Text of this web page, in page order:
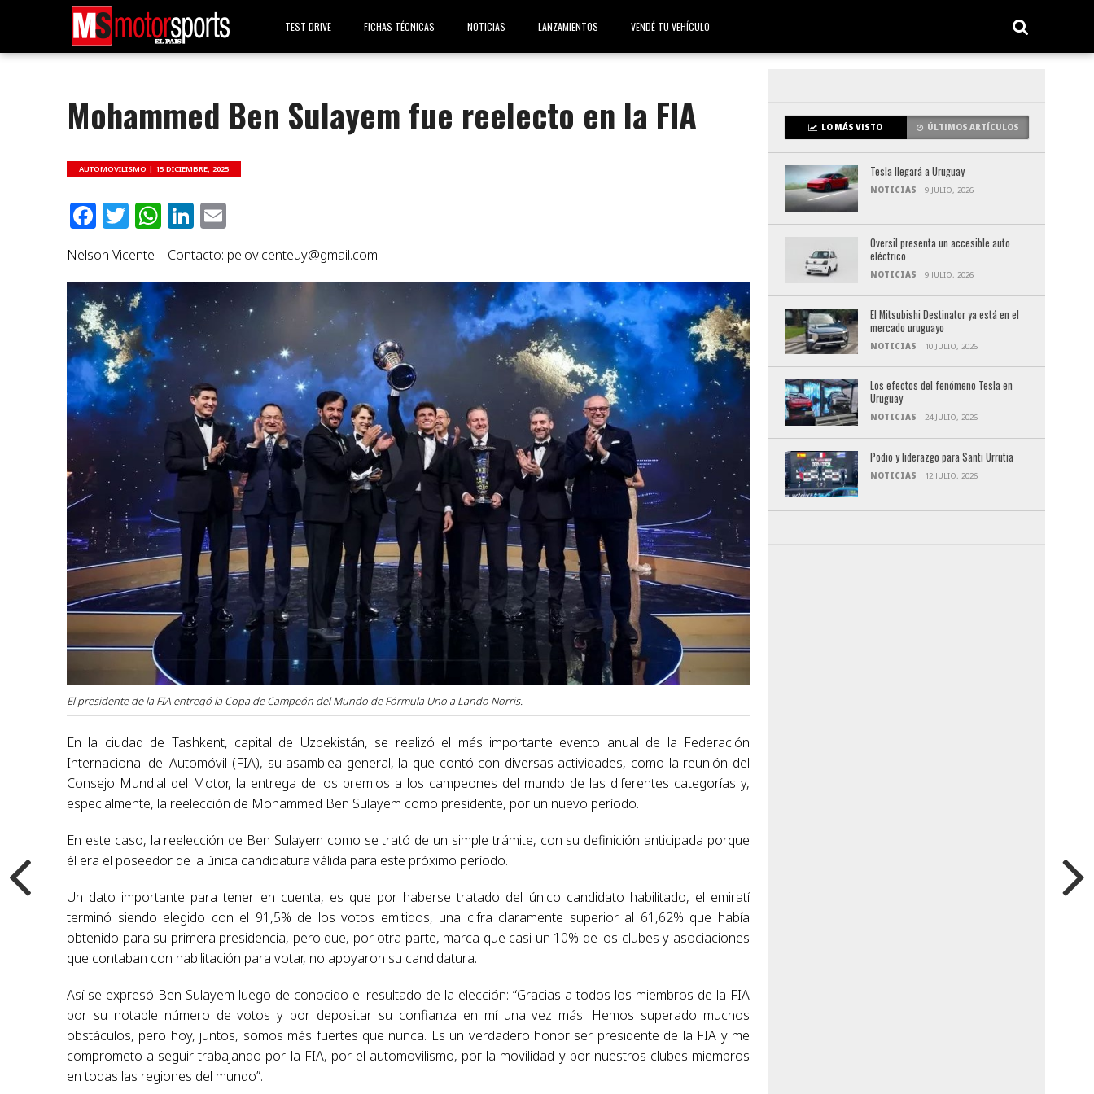
TEST DRIVE FICHAS TÉCNICAS NOTICIAS LANZAMIENTOS VENDÉ TU VEHÍCULO
Mohammed Ben Sulayem fue reelecto en la FIA
AUTOMOVILISMO | 15 DICIEMBRE, 2025
Facebook
Twitter
WhatsApp
LinkedIn
Nelson Vicente – Contacto: pelovicenteuy@gmail.com
El presidente de la FIA entregó la Copa de Campeón del Mundo de Fórmula Uno a Lando Norris.
En la ciudad de Tashkent, capital de Uzbekistán, se realizó el más importante evento anual de la Federación
Internacional del Automóvil (FIA), su asamblea general, la que contó con diversas actividades, como la reunión del
Consejo Mundial del Motor, la entrega de los premios a los campeones del mundo de las diferentes categorías y,
especialmente, la reelección de Mohammed Ben Sulayem como presidente, por un nuevo período.
En este caso, la reelección de Ben Sulayem como se trató de un simple trámite, con su definición anticipada porque
él era el poseedor de la única candidatura válida para este próximo período.
Un dato importante para tener en cuenta, es que por haberse tratado del único candidato habilitado, el emiratí
terminó siendo elegido con el 91,5% de los votos emitidos, una cifra claramente superior al 61,62% que había
obtenido para su primera presidencia, pero que, por otra parte, marca que casi un 10% de los clubes y asociaciones
que contaban con habilitación para votar, no apoyaron su candidatura.
Así se expresó Ben Sulayem luego de conocido el resultado de la elección: “Gracias a todos los miembros de la FIA
por su notable número de votos y por depositar su confianza en mí una vez más. Hemos superado muchos
obstáculos, pero hoy, juntos, somos más fuertes que nunca. Es un verdadero honor ser presidente de la FIA y me
comprometo a seguir trabajando por la FIA, por el automovilismo, por la movilidad y por nuestros clubes miembros
en todas las regiones del mundo”.
LO MÁS VISTO ÚLTIMOS ARTÍCULOS
Tesla llegará a Uruguay
NOTICIAS 9 JULIO, 2026
Oversil presenta un accesible auto
eléctrico
NOTICIAS 9 JULIO, 2026
El Mitsubishi Destinator ya está en el
mercado uruguayo
NOTICIAS 10 JULIO, 2026
Los efectos del fenómeno Tesla en
Uruguay
NOTICIAS 24 JULIO, 2026
Podio y liderazgo para Santi Urrutia
NOTICIAS 12 JULIO, 2026